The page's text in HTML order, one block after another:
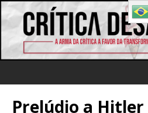
Prelúdio a Hitler